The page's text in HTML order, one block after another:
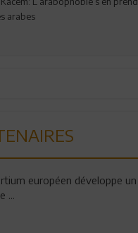
arabes
européen développe un
...